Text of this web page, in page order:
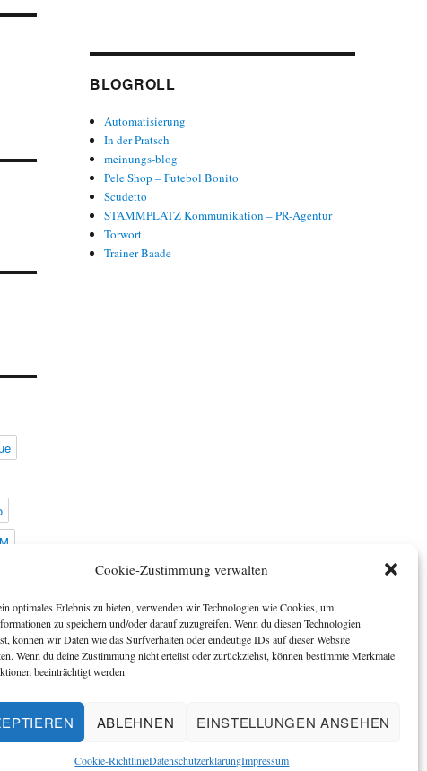
Cookie-Zustimmung verwalten
optimales Erlebnis zu bieten, verwenden wir Technologien wie Cookies, um
zu speichern und/oder darauf zuzugreifen. Wenn du diesen Technologien
können wir Daten wie das Surfverhalten oder eindeutige IDs auf dieser Website
Wenn du deine Zustimmung nicht erteilst oder zurückziehst, können bestimmte Merkmale
beeinträchtigt werden.
ABLEHNEN EINSTELLUNGEN ANSEHEN
Cookie-RichtlinieDatenschutzerklärungImpressum
BLOGROLL
Automatisierung
In der Pratsch
meinungs-blog
Pele Shop – Futebol Bonito
Scudetto
STAMMPLATZ Kommunikation – PR-Agentur
Torwort
Trainer Baade